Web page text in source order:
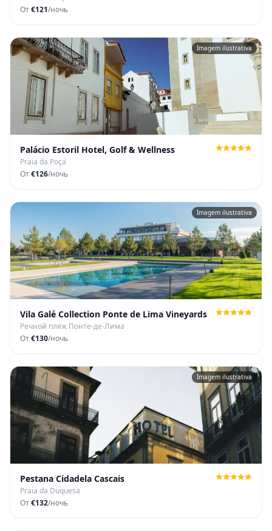
От€121/ночь
Imagem ilustrativa
Palácio Estoril Hotel, Golf & Wellness
Praia da Poça
От€126/ночь
Imagem ilustrativa
Vila Galé Collection Ponte de Lima Vineyards
Речной пляж Понте-де-Лима
От€130/ночь
Imagem ilustrativa
Pestana Cidadela Cascais
Praia da Duquesa
От€132/ночь